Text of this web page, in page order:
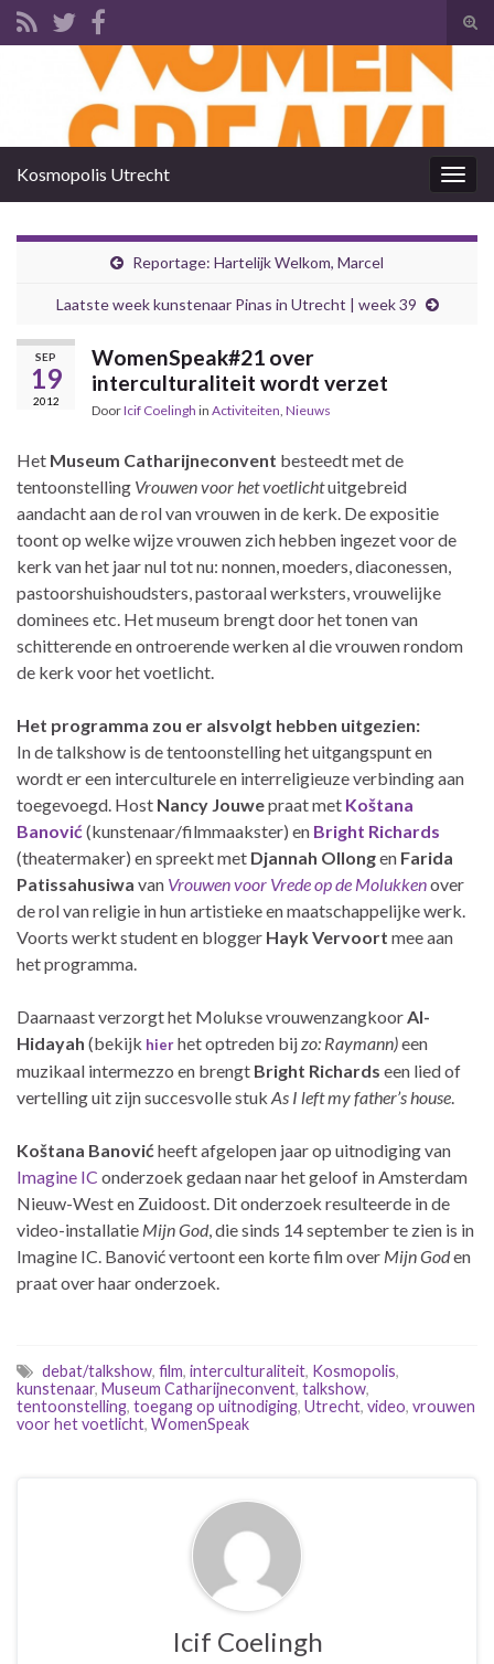
Search for:
Kosmopolis Utrecht
Reportage: Hartelijk Welkom, Marcel
Laatste week kunstenaar Pinas in Utrecht | week 39
SEP
19
2012
WomenSpeak#21 over
interculturaliteit wordt verzet
DoorIcif Coelingh in Activiteiten, Nieuws
Het Museum Catharijneconvent besteedt met de
tentoonstelling Vrouwen voor het voetlichtuitgebreid
aandacht aan de rol van vrouwen in de kerk. De expositie
toont op welke wijze vrouwen zich hebben ingezet voor de
kerk van het jaar nul tot nu: nonnen, moeders, diaconessen,
pastoorshuishoudsters, pastoraal werksters, vrouwelijke
dominees etc. Het museum brengt door het tonen van
schitterende en ontroerende werken al die vrouwen rondom
de kerk voor het voetlicht.
Het programma zou er alsvolgt hebben uitgezien:
In de talkshow is de tentoonstelling het uitgangspunt en
wordt er een interculturele en interreligieuze verbinding aan
toegevoegd. Host Nancy Jouwepraat met Koštana
Banović(kunstenaar/filmmaakster) en Bright Richards
(theatermaker) en spreekt met Djannah Ollongen Farida
Patissahusiwa van Vrouwen voor Vrede op de Molukkenover
de rol van religie in hun artistieke en maatschappelijke werk.
Voorts werkt student en blogger Hayk Vervoort mee aan
het programma.
Daarnaast verzorgt het Molukse vrouwenzangkoorAl-
Hidayah (bekijk hierhet optreden bijzo: Raymann)een
muzikaal intermezzo en brengt Bright Richards een lied of
vertelling uit zijn succesvolle stuk As I left my father’s house.
Koštana Banovićheeft afgelopen jaar op uitnodiging van
Imagine IC onderzoek gedaan naar het geloof in Amsterdam
Nieuw-West en Zuidoost. Dit onderzoek resulteerde in de
video-installatie Mijn God, die sinds 14 september te zien is in
Imagine IC. Banović vertoont een korte film over Mijn Goden
praat over haar onderzoek.
debat/talkshow, film, interculturaliteit, Kosmopolis,
kunstenaar, Museum Catharijneconvent, talkshow,
tentoonstelling, toegang op uitnodiging, Utrecht, video, vrouwen
voor het voetlicht, WomenSpeak
Icif Coelingh